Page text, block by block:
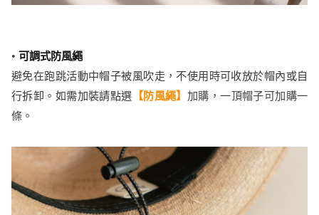
• 可調式防風繩
避免在跑跳活動中帽子被風吹走，不使用時可收放於帽內或自
行拆卸。如需加裝請點選 【防風繩】 加購，一頂帽子可加購一
條。